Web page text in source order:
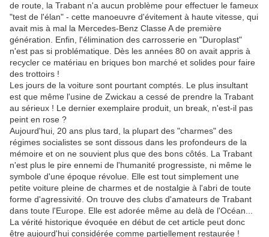
de route, la Trabant n'a aucun problème pour effectuer le fameux
"test de l'élan" - cette manoeuvre d'évitement à haute vitesse, qui
avait mis à mal la Mercedes-Benz Classe A de première
génération. Enfin, l'élimination des carrosserie en "Duroplast"
n'est pas si problématique. Dès les années 80 on avait appris à
recycler ce matériau en briques bon marché et solides pour faire
des trottoirs !
Les jours de la voiture sont pourtant comptés. Le plus insultant
est que même l'usine de Zwickau a cessé de prendre la Trabant
au sérieux ! Le dernier exemplaire produit, un break, n'est-il pas
peint en rose ?
Aujourd'hui, 20 ans plus tard, la plupart des "charmes" des
régimes socialistes se sont dissous dans les profondeurs de la
mémoire et on ne souvient plus que des bons côtés. La Trabant
n'est plus le pire ennemi de l'humanité progressiste, ni même le
symbole d'une époque révolue. Elle est tout simplement une
petite voiture pleine de charmes et de nostalgie à l'abri de toute
forme d'agressivité. On trouve des clubs d'amateurs de Trabant
dans toute l'Europe. Elle est adorée même au delà de l'Océan...
La vérité historique évoquée en début de cet article peut donc
être aujourd'hui considérée comme partiellement restaurée !